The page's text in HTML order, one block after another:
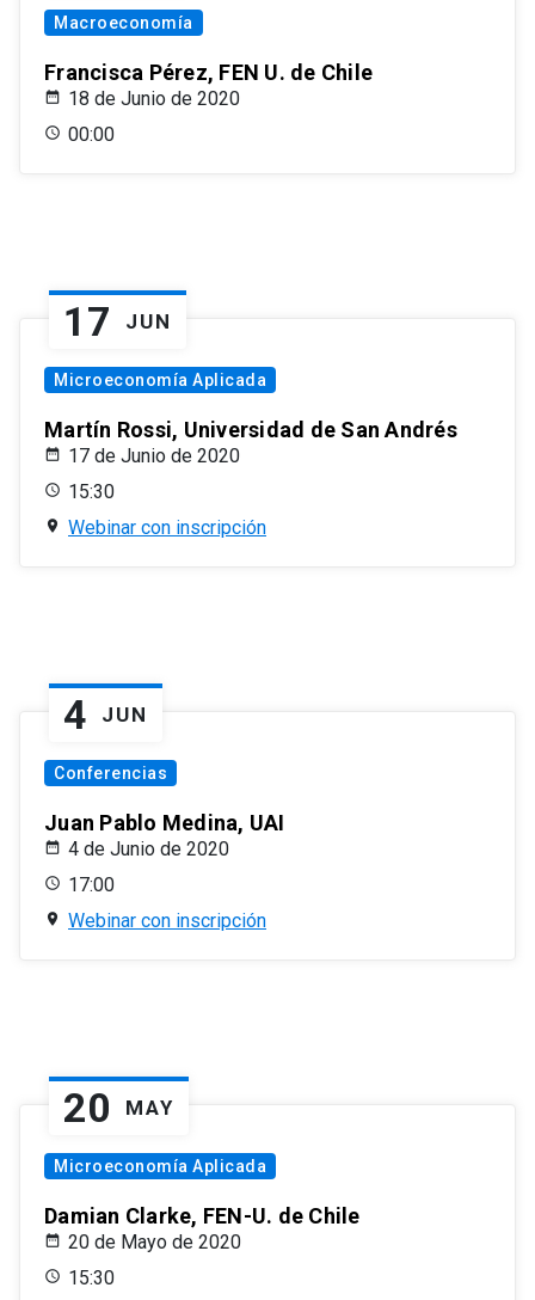
Macroeconomía
Francisca Pérez, FEN U. de Chile
18 de Junio de 2020
00:00
17 JUN
Microeconomía Aplicada
Martín Rossi, Universidad de San Andrés
17 de Junio de 2020
15:30
Webinar con inscripción
4 JUN
Conferencias
Juan Pablo Medina, UAI
4 de Junio de 2020
17:00
Webinar con inscripción
20 MAY
Microeconomía Aplicada
Damian Clarke, FEN-U. de Chile
20 de Mayo de 2020
15:30